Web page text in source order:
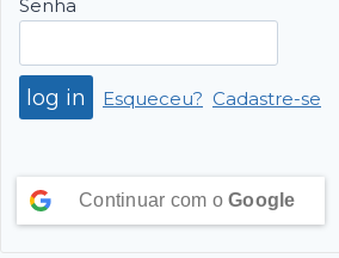
Senha
Esqueceu? Cadastre-se
Continuar com o Google